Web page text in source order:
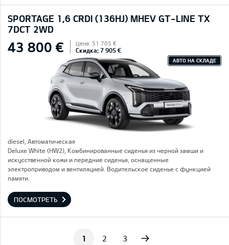
SPORTAGE 1,6 CRDI (136HJ) MHEV GT-LINE TX
7DCT 2WD
43 800 € Цена: 51 705 €
Скидка: 7 905 €
АВТО НА СКЛАДЕ
diesel, Автоматическая
Deluxe White (HW2), Комбинированные сиденья из черной замши и
искусственной кожи и передние сиденья, оснащенные
электроприводом и вентиляцией. Водительское сиденье с функцией
памяти.
ПОСМОТРЕТЬ
1 2 3